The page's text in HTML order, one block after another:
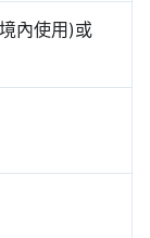
內使用)或